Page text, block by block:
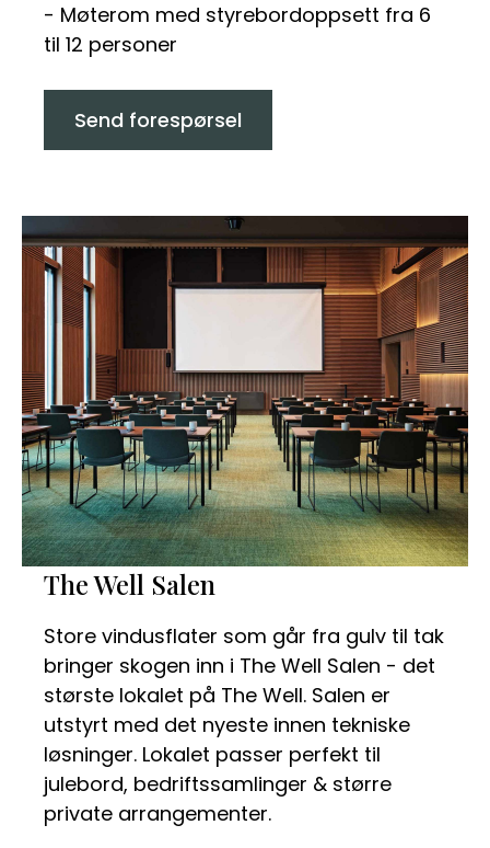
- Møterom med styrebordoppsett fra 6
til 12 personer
Send forespørsel
The Well Salen
Store vindusflater som går fra gulv til tak
bringer skogen inn i The Well Salen - det
største lokalet på The Well. Salen er
utstyrt med det nyeste innen tekniske
løsninger. Lokalet passer perfekt til
julebord, bedriftssamlinger & større
private arrangementer.